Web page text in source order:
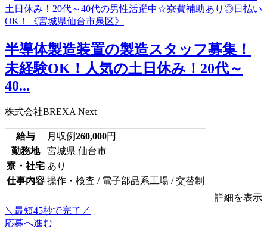
半導体製造装置の製造スタッフ募集！
未経験OK！人気の土日休み！20代～
40...
株式会社BREXA Next
給与 月収例260,000円
勤務地
宮城県 仙台市
寮・社宅 あり
仕事内容 操作・検査 / 電子部品系工場 / 交替制
詳細を表示
＼最短45秒で完了／
応募へ進む